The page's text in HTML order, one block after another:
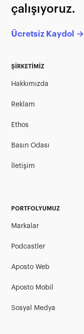
çalışıyoruz.
Ücretsiz Kaydol →
ŞİRKETİMİZ
Hakkımızda
Reklam
Ethos
Basın Odası
İletişim
PORTFOLYUMUZ
Markalar
Podcastler
Aposto Web
Aposto Mobil
Sosyal Medya